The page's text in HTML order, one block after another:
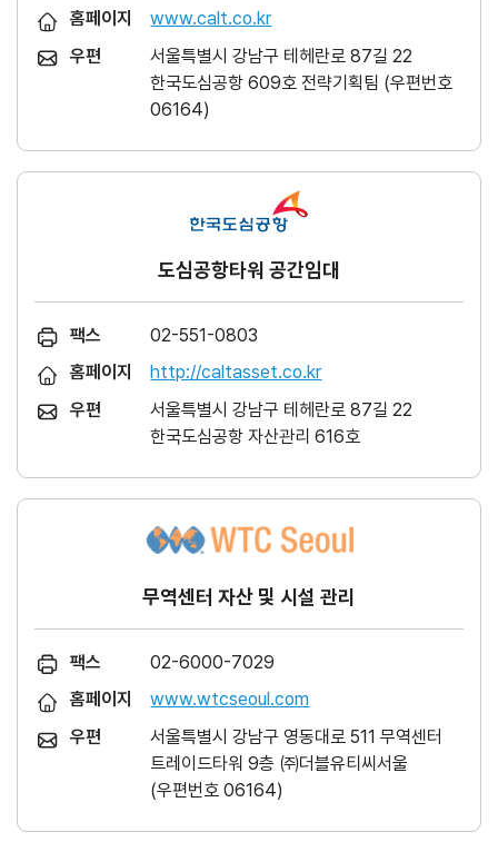
홈페이지
www.calt.co.kr
우편
서울특별시 강남구 테헤란로 87길 22
한국도심공항 609호 전략기획팀 (우편번호
06164)
도심공항타워 공간임대
팩스
02-551-0803
홈페이지
http://caltasset.co.kr
우편
서울특별시 강남구 테헤란로 87길 22
한국도심공항 자산관리 616호
무역센터 자산 및 시설 관리
팩스
02-6000-7029
홈페이지
www.wtcseoul.com
우편
서울특별시 강남구 영동대로 511 무역센터
트레이드타워 9층 ㈜더블유티씨서울
(우편번호 06164)